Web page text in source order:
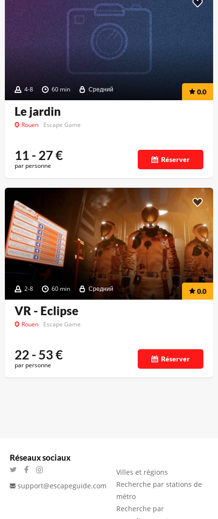
4-8 60 min Средний 0.0
Le jardin
Rouen Escape Game
11 - 27€
par personne
Réserver
2-8 60 min Средний 0.0
VR - Eclipse
Rouen Escape Game
22 - 53€
par personne
Réserver
Réseaux sociaux
support@escapeguide.com
Villes et régions
Recherche par stations de
métro
Recherche par